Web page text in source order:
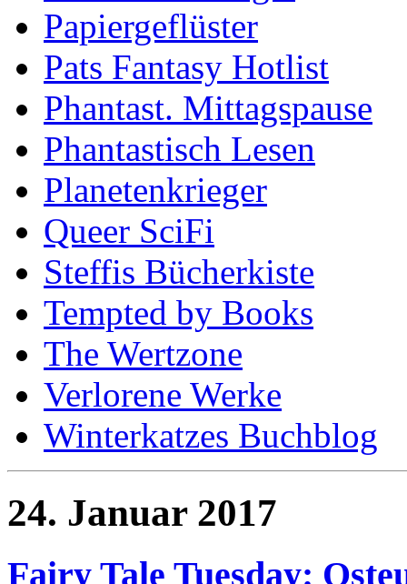
Papiergeflüster
Pats Fantasy Hotlist
Phantast. Mittagspause
Phantastisch Lesen
Planetenkrieger
Queer SciFi
Steffis Bücherkiste
Tempted by Books
The Wertzone
Verlorene Werke
Winterkatzes Buchblog
24. Januar 2017
Fairy Tale Tuesday: